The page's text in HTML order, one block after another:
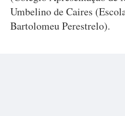
Umbelino de Caires
Bartolomeu Perestrelo).